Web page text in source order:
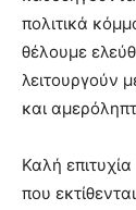
πολιτικά
θέλουμε
λειτουργούν
και
Καλή
που